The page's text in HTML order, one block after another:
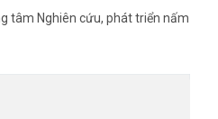
tâm Nghiên cứu, phát triển nấm